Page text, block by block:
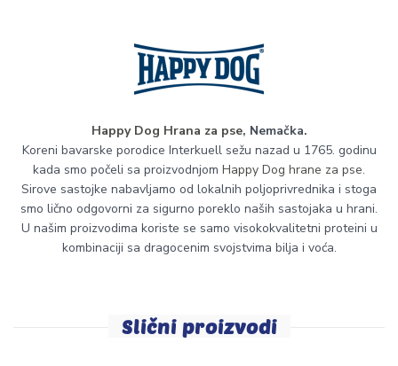
Happy Dog Hrana za pse, Nemačka.
Koreni bavarske porodice Interkuell sežu nazad u 1765. godinu
kada smo počeli sa proizvodnjom Happy Dog hrane za pse.
Sirove sastojke nabavljamo od lokalnih poljoprivrednika i stoga
smo lično odgovorni za sigurno poreklo naših sastojaka u hrani.
U našim proizvodima koriste se samo visokokvalitetni proteini u
kombinaciji sa dragocenim svojstvima bilja i voća.
Slični proizvodi